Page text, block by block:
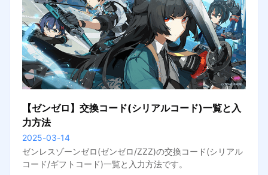
【ゼンゼロ】交換コード(シリアルコード)一覧と入
力方法
2025-03-14
ゼンレスゾーンゼロ(ゼンゼロ/ZZZ)の交換コード(シリアル
コード/ギフトコード)一覧と入力方法です。